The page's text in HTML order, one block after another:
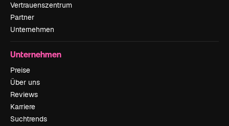
Vertrauenszentrum
Partner
Unternehmen
Unternehmen
Preise
Über uns
Reviews
Karriere
Suchtrends